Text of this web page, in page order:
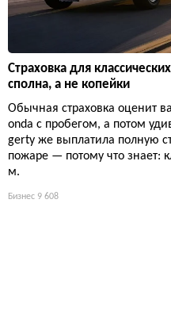
Страховка для
сполна, а не копейки
Обычная страховка оценит
onda с пробегом, а потом
gerty же выплатила полную
пожаре — потому что знает:
м.
Бизнес 9 608